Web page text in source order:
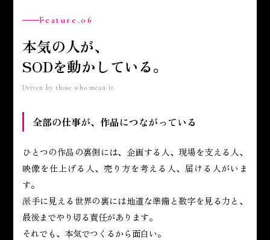
Feature.06
本気の人が、
SODを動かしている。
Driven by those who mean it.
全部の仕事が、作品につながっている
ひとつの作品の裏側には、企画する人、現場を支える人、
映像を仕上げる人、売り方を考える人、届ける人がいま
す。
派手に見える世界の裏には地道な準備と数字を見る力と、
最後までやり切る責任があります。
それでも、本気でつくるから面白い。